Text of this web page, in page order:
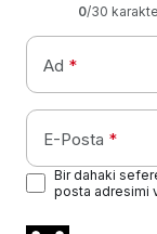
0/30
Ad *
E-Posta *
Bir dahaki
posta adresimi